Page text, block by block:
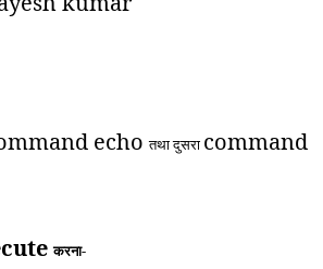
echoतथा दुसरा command
करना-